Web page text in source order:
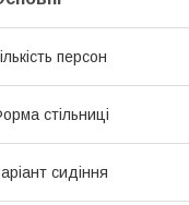
персон
стільниці
сидіння